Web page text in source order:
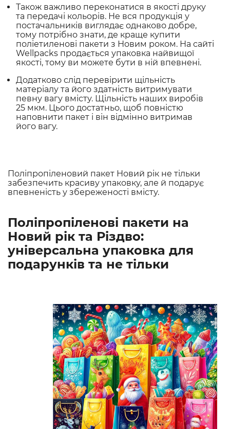
Також важливо переконатися в якості друку
та передачі кольорів. Не вся продукція у
постачальників виглядає однаково добре,
тому потрібно знати, де краще купити
поліетиленові пакети з Новим роком. На сайті
Wellpacks продається упаковка найвищої
якості, тому ви можете бути в ній впевнені.
Додатково слід перевірити щільність
матеріалу та його здатність витримувати
певну вагу вмісту. Щільність наших виробів
25 мкм. Цього достатньо, щоб повністю
наповнити пакет і він відмінно витримав
його вагу.
Поліпропіленовий пакет Новий рік не тільки
забезпечить красиву упаковку, але й подарує
впевненість у збереженості вмісту.
Поліпропіленові пакети на
Новий рік та Різдво:
універсальна упаковка для
подарунків та не тільки